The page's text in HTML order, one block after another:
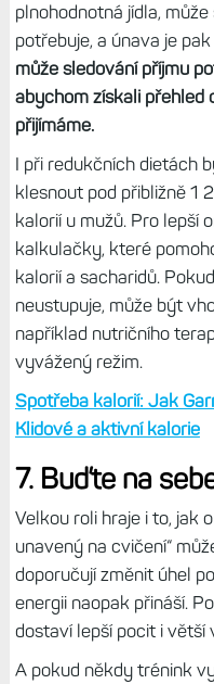
plnohodnotná jídla,
potřebuje, a únava je
může sledování příjmu
abychom získali přehled
přijímáme.
I při redukčních dietách
klesnout pod přibližně 1
kalorií u mužů. Pro lepší
kalkulačky, které
kalorií a sacharidů.
neustupuje, může být
například nutričního
vyvážený režim.
Spotřeba kalorií: Jak
Klidové a aktivní kalorie
7. Buďte na
Velkou roli hraje i to, jak
unavený na cvičení“
doporučují změnit úhel
energii naopak přináší.
dostaví lepší pocit i větší
A pokud někdy trénink